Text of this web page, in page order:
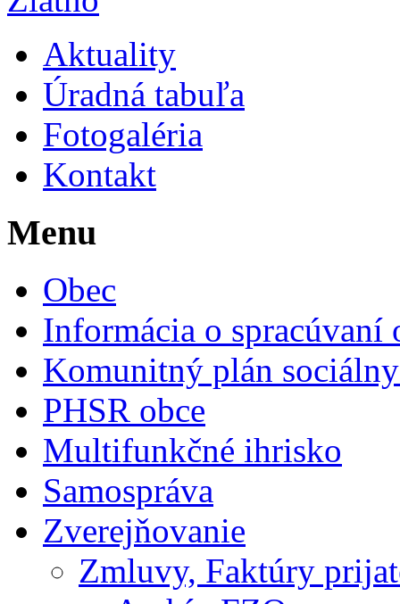
Aktuality
Úradná tabuľa
Fotogaléria
Kontakt
Menu
Obec
Informácia o spracúvaní
Komunitný plán
PHSR obce
Multifunkčné ihrisko
Samospráva
Zverejňovanie
Zmluvy, Faktúry